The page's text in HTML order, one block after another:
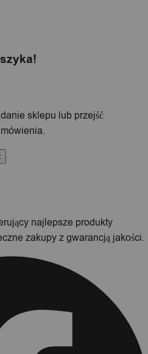
sklepu lub przejść
najlepsze produkty
zakupy z gwarancją jakości.